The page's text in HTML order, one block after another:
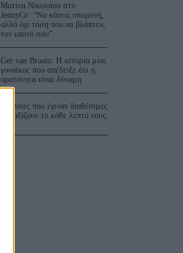
Ματίνα Νικολάου στο
JennyGr: “Να κάνεις υπομονή,
αλλά όχι τόση που να βλάπτεις
τον εαυτό σου”
Ger van Braam: Η ιστορία μιας
γυναίκας που απέδειξε ότι η
ορατότητα είναι δύναμη
3 ταινίες που έγιναν διαθέσιμες
και αξίζουν το κάθε λεπτό τους